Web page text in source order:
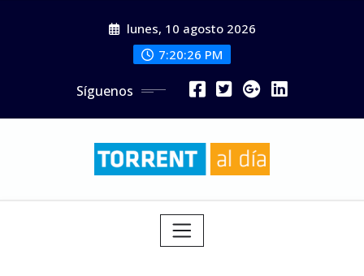
lunes, 10 agosto 2026
7:20:28 PM
Síguenos